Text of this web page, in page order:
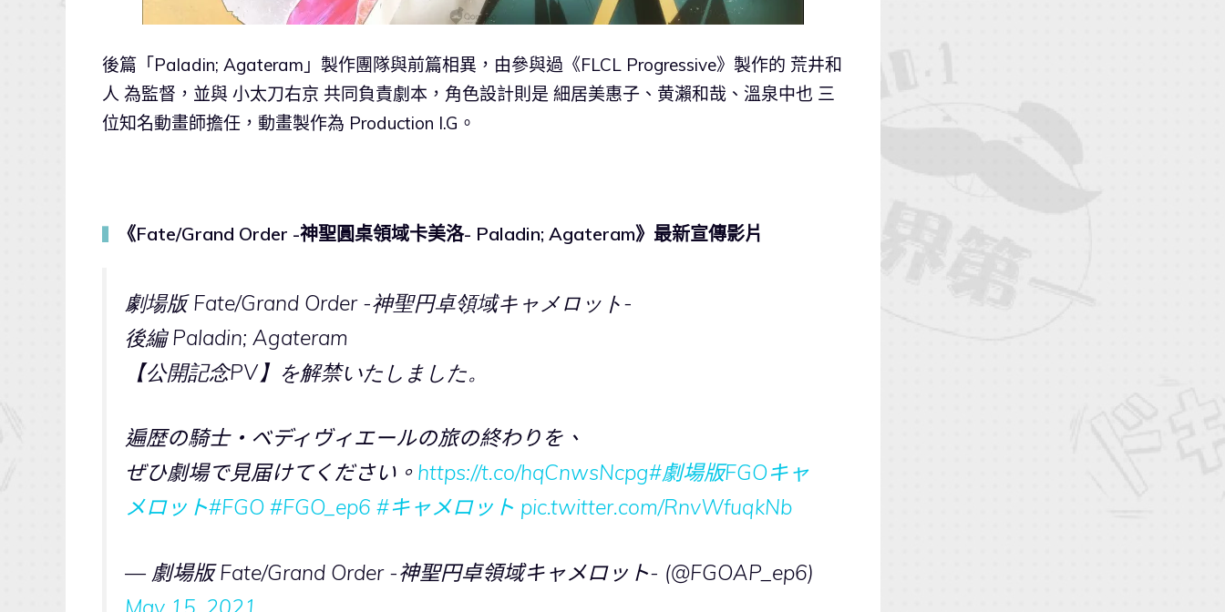
後篇「Paladin; Agateram」製作團隊與前篇相異，由參與過《FLCL Progressive》製作的 荒井和
人 為監督，並與 小太刀右京 共同負責劇本，角色設計則是 細居美惠子、黄瀨和哉、溫泉中也 三
位知名動畫師擔任，動畫製作為 Production I.G。
《Fate/Grand Order -神聖圓桌領域卡美洛- Paladin; Agateram》最新宣傳影片
劇場版 Fate/Grand Order -神聖円卓領域キャメロット-
後編 Paladin; Agateram
【公開記念PV】を解禁いたしました。
遍歴の騎士・ベディヴィエールの旅の終わりを、
ぜひ劇場で見届けてください。 https://t.co/hqCnwsNcpg#劇場版FGOキャ
メロット#FGO #FGO_ep6 #キャメロット pic.twitter.com/RnvWfuqkNb
— 劇場版 Fate/Grand Order -神聖円卓領域キャメロット- (@FGOAP_ep6)